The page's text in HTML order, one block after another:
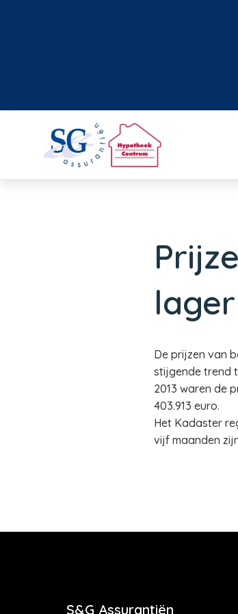
De prijzen van
stijgende trend
2013 waren de
403.913 euro.
Het Kadaster
vijf maanden
S&G Assurantiën